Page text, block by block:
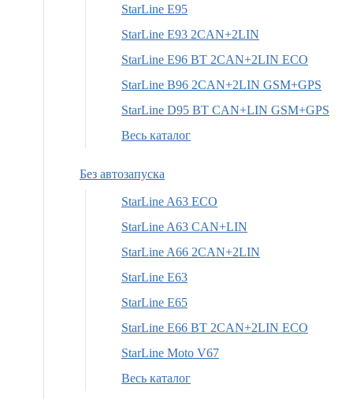
StarLine E95
StarLine E93 2CAN+2LIN
StarLine E96 BT 2CAN+2LIN ECO
StarLine B96 2CAN+2LIN GSM+GPS
StarLine D95 BT CAN+LIN GSM+GPS
Весь каталог
Без автозапуска
StarLine A63 ECO
StarLine A63 CAN+LIN
StarLine A66 2CAN+2LIN
StarLine E63
StarLine E65
StarLine E66 BT 2CAN+2LIN ECO
StarLine Moto V67
Весь каталог